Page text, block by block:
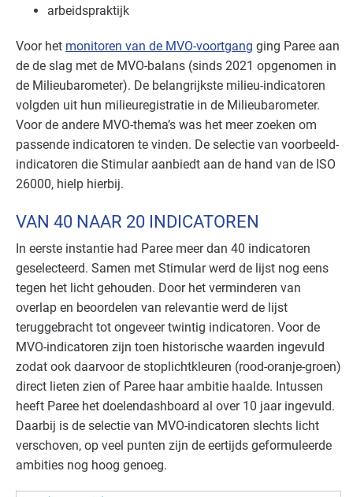
arbeidspraktijk
Voor het monitoren van de MVO-voortgang ging Paree aan
de de slag met de MVO-balans (sinds 2021 opgenomen in
de Milieubarometer). De belangrijkste milieu-indicatoren
volgden uit hun milieuregistratie in de Milieubarometer.
Voor de andere MVO-thema’s was het meer zoeken om
passende indicatoren te vinden. De selectie van voorbeeld-
indicatoren die Stimular aanbiedt aan de hand van de ISO
26000, hielp hierbij.
VAN 40 NAAR 20 INDICATOREN
In eerste instantie had Paree meer dan 40 indicatoren
geselecteerd. Samen met Stimular werd de lijst nog eens
tegen het licht gehouden. Door het verminderen van
overlap en beoordelen van relevantie werd de lijst
teruggebracht tot ongeveer twintig indicatoren. Voor de
MVO-indicatoren zijn toen historische waarden ingevuld
zodat ook daarvoor de stoplichtkleuren (rood-oranje-groen)
direct lieten zien of Paree haar ambitie haalde. Intussen
heeft Paree het doelendashboard al over 10 jaar ingevuld.
Daarbij is de selectie van MVO-indicatoren slechts licht
verschoven, op veel punten zijn de eertijds geformuleerde
ambities nog hoog genoeg.